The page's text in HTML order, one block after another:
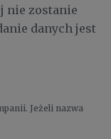
nie zostanie
danych jest
Jeżeli nazwa